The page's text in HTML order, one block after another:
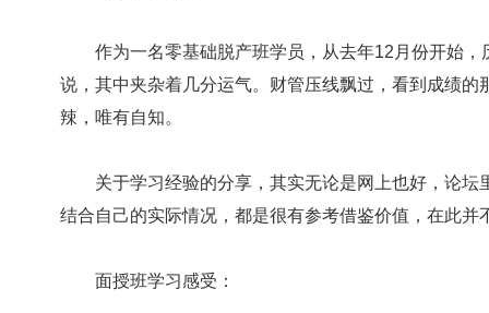
作为一名零基础脱产班学员，从去年12月份开始，
说，其中夹杂着几分运气。财管压线飘过，看到成绩
辣，唯有自知。
关于学习经验的分享，其实无论是网上也好，论坛
结合自己的实际情况，都是很有参考借鉴价值，在此
面授班学习感受：